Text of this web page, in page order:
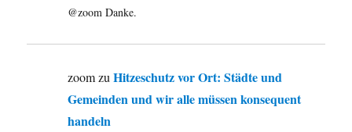
@zoom Danke.
zoomzuHitzeschutz vor Ort: Städte und
Gemeinden und wir alle müssen konsequent
handeln